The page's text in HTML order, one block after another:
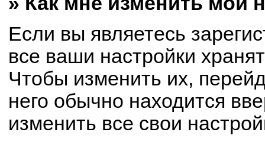
Если вы являетесь
все ваши настройки
Чтобы изменить их,
него обычно находится
изменить все свои